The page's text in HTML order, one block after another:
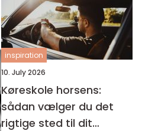
inspiration
10. July 2026
Køreskole horsens:
sådan vælger du det
rigtige sted til dit